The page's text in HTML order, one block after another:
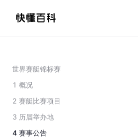
世界赛艇锦标赛
1 概况
2 赛艇比赛项目
3 历届举办地
4 赛事公告